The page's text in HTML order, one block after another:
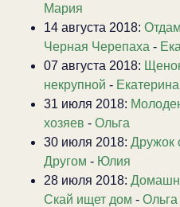
Мария
14 августа 2018:
Черная Черепаха -
07 августа 2018:
некрупной - Екатерина
31 июля 2018:
хозяев - Ольга
30 июля 2018: Дружок
Другом - Юлия
28 июля 2018:
Скай ищет дом - Ольга